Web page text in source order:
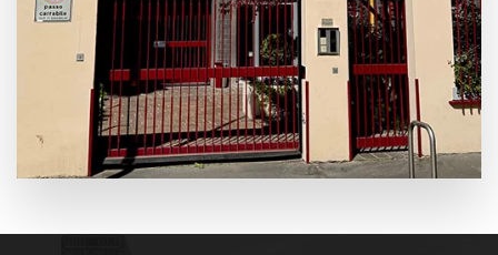
Leaflet|©OpenStreetMap